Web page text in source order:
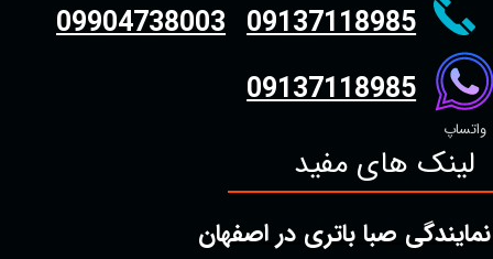
واتساپ
09904738003 09137118985
09137118985
لینک های مفید
نمایندگی صبا باتری در اصفهان